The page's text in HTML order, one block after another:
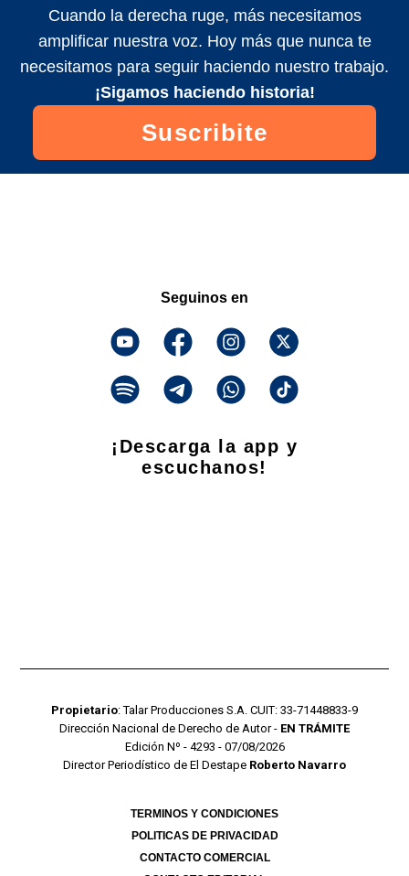
Cuando la derecha ruge, más necesitamos
amplificar nuestra voz. Hoy más que nunca te
necesitamos para seguir haciendo nuestro trabajo.
¡Sigamos haciendo historia!
Suscribite
Seguinos en
¡Descarga la app y
escuchanos!
Propietario: Talar Producciones S.A. CUIT: 33-71448833-9
Dirección Nacional de Derecho de Autor - EN TRÁMITE
Edición Nº - 4293 - 07/08/2026
Director Periodístico de El Destape Roberto Navarro
TERMINOS Y CONDICIONES
POLITICAS DE PRIVACIDAD
CONTACTO COMERCIAL